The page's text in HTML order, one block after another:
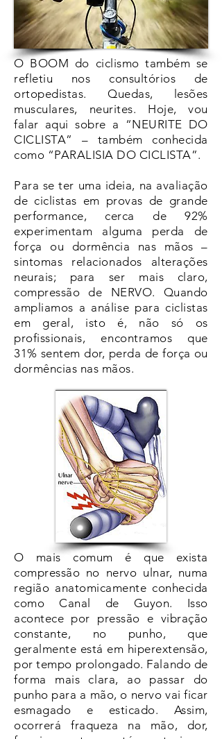
O BOOM do ciclismo também se
refletiu nos consultórios de
ortopedistas. Quedas, lesões
musculares, neurites. Hoje, vou
falar aqui sobre a “NEURITE DO
CICLISTA” – também conhecida
como “PARALISIA DO CICLISTA”.
Para se ter uma ideia, na avaliação
de ciclistas em provas de grande
performance, cerca de 92%
experimentam alguma perda de
força ou dormência nas mãos –
sintomas relacionados alterações
neurais; para ser mais claro,
compressão de NERVO. Quando
ampliamos a análise para ciclistas
em geral, isto é, não só os
profissionais, encontramos que
31% sentem dor, perda de força ou
dormências nas mãos.
O mais comum é que exista
compressão no nervo ulnar, numa
região anatomicamente conhecida
como Canal de Guyon. Isso
acontece por pressão e vibração
constante, no punho, que
geralmente está em hiperextensão,
por tempo prolongado. Falando de
forma mais clara, ao passar do
punho para a mão, o nervo vai ficar
esmagado e esticado. Assim,
ocorrerá fraqueza na mão, dor,